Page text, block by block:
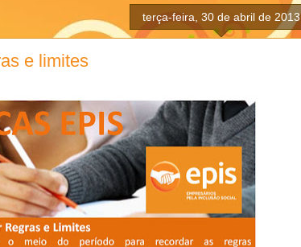
terça-feira, 30 de abril de 2013
e limites